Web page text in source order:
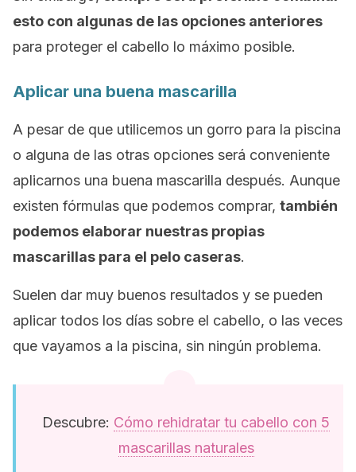
esto con algunas de las opciones anteriores
para proteger el cabello lo máximo posible.
Aplicar una buena mascarilla
A pesar de que utilicemos un gorro para la piscina
o alguna de las otras opciones será conveniente
aplicarnos una buena mascarilla después. Aunque
existen fórmulas que podemos comprar, también
podemos elaborar nuestras propias
mascarillas para el pelo caseras.
Suelen dar muy buenos resultados y se pueden
aplicar todos los días sobre el cabello, o las veces
que vayamos a la piscina, sin ningún problema.
Descubre: Cómo rehidratar tu cabello con 5
mascarillas naturales